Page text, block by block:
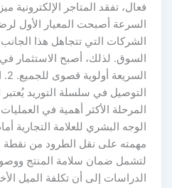
فعال، تفقد المتاجر الإلكترونية
السرعة أصبحت المعيار الأول
الشركات التي تتجاهل هذا
السوق. لذلك، أصبح الاستثمار
المرحلة الأكثر أهمية في
الوجه البشري للعلامة التجارية
مهمته على نقل الطرود من
لتشمل ضمان سلامة المنتج